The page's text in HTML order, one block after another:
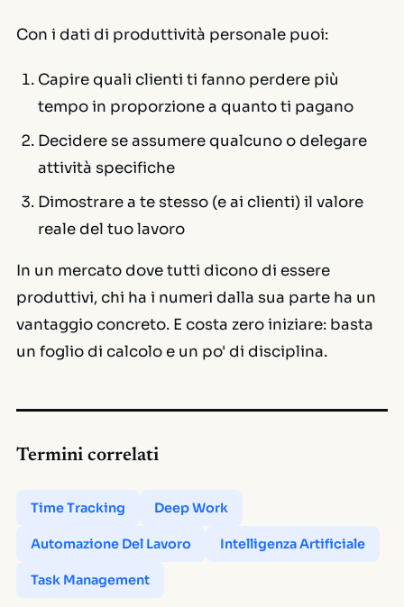
Con i dati di produttività personale puoi:
Capire quali clienti ti fanno perdere più
tempo in proporzione a quanto ti pagano
Decidere se assumere qualcuno o delegare
attività specifiche
Dimostrare a te stesso (e ai clienti) il valore
reale del tuo lavoro
In un mercato dove tutti dicono di essere
produttivi, chi ha i numeri dalla sua parte ha un
vantaggio concreto. E costa zero iniziare: basta
un foglio di calcolo e un po' di disciplina.
Termini correlati
Time Tracking Deep Work
Automazione Del Lavoro Intelligenza Artificiale
Task Management